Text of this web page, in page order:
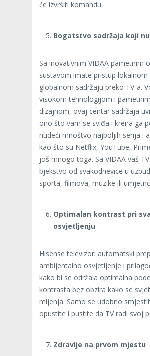
će izvršiti komandu.
Bogatstvo sadržaja koji
Sa inovativnim VIDAA pametnim
sustavom imate pristup lokalnom i
globalnom sadržaju preko TV-a.
visokom tehnologijom i pametnim
dizajnom, ovaj centar sadržaja
ono što vam se sviđa i kreira ga
nudeći mnoštvo najboljih serija i
kao što su Netflix, YouTube,
još mnogo toga. Sa VIDAA vaš
bjekstvo od svakodnevice u
sporta, filmova, muzike ili
Optimalan kontrast pri
osvjetljenju
Hisense televizori automatski
ambijentalno osvjetljenje i
kako bi se održala optimalna
kontrasta bez obzira kako se
mijenja. Samo se udobno
opustite i pustite da TV radi svoj
Zdravlje na prvom mjestu